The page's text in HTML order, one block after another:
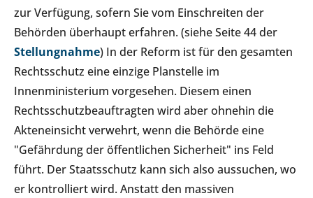
zur Verfügung, sofern Sie vom Einschreiten der
Behörden überhaupt erfahren. (siehe Seite 44 der
Stellungnahme) In der Reform ist für den gesamten
Rechtsschutz eine einzige Planstelle im
Innenministerium vorgesehen. Diesem einen
Rechtsschutzbeauftragten wird aber ohnehin die
Akteneinsicht verwehrt, wenn die Behörde eine
"Gefährdung der öffentlichen Sicherheit" ins Feld
führt. Der Staatsschutz kann sich also aussuchen, wo
er kontrolliert wird. Anstatt den massiven